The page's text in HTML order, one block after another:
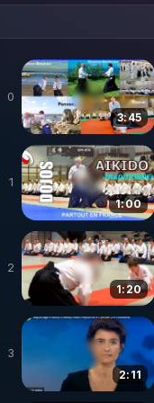
0
3:45
1
1:00
2
1:20
3
2:11